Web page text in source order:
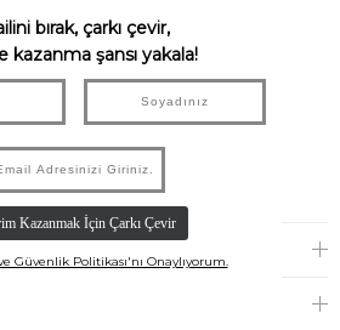
gıda ile temasa uygundur.